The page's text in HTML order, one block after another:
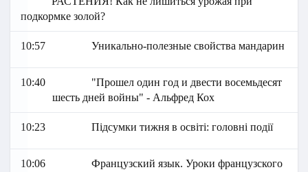
подкормке золой?
10:57 Уникально-полезные свойства мандарин
10:40
"Прошел один год и двести восемьдесят
шесть дней войны" - Альфред Кох
10:23 Підсумки тижня в освіті: головні події
10:06
Французский язык. Уроки французского